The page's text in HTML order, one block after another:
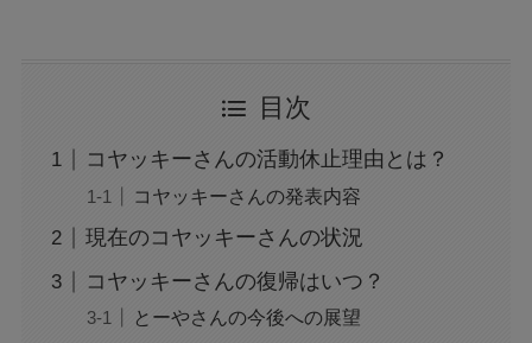
らえる？引換時の注意点も解説
広末涼子の薬物使用疑惑：事故と逮捕の真相を
検証
トランプの関税で何が変わる？関税についても
わかりやすく解説！
目次
コヤッキーさんの活動休止理由とは？
コヤッキーさんの発表内容
現在のコヤッキーさんの状況
コヤッキーさんの復帰はいつ？
とーやさんの今後への展望